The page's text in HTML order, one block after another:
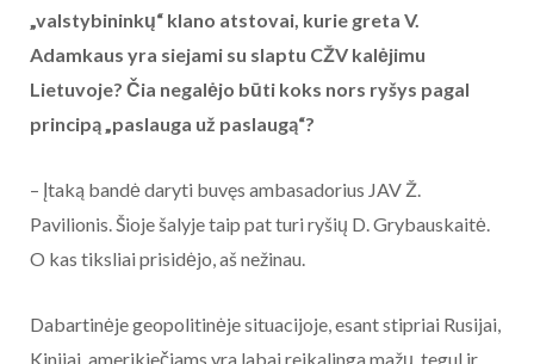
„valstybininkų“ klano atstovai, kurie greta V.
Adamkaus yra siejami su slaptu CŽV kalėjimu
Lietuvoje? Čia negalėjo būti koks nors ryšys pagal
principą „paslauga už paslaugą“?
– Įtaką bandė daryti buvęs ambasadorius JAV Ž.
Pavilionis. Šioje šalyje taip pat turi ryšių D. Grybauskaitė.
O kas tiksliai prisidėjo, aš nežinau.
Dabartinėje geopolitinėje situacijoje, esant stipriai Rusijai,
Kinijai, amerikiečiams yra labai reikalinga mažų, tegul ir